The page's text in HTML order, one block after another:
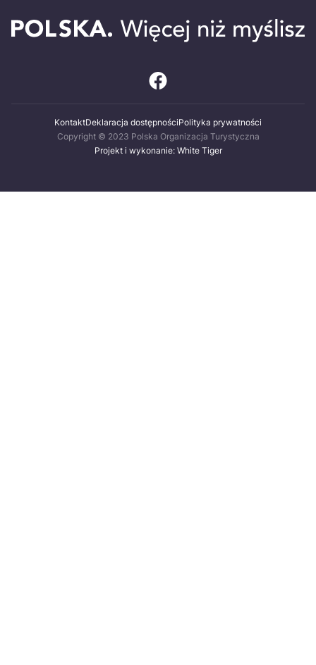
KontaktDeklaracja dostępnościPolityka prywatności
Copyright © 2023 Polska Organizacja Turystyczna
Projekt i wykonanie: White Tiger